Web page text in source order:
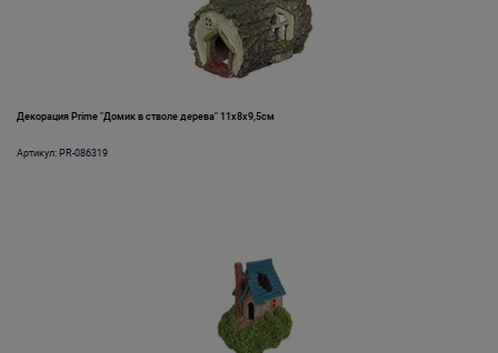
Декорация Prime "Домик в стволе дерева" 11х8х9,5см
Артикул: PR-086319